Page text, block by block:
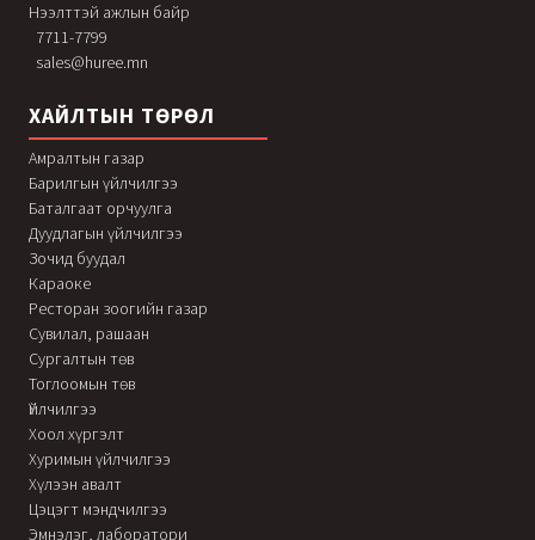
Нээлттэй ажлын байр
7711-7799
sales@huree.mn
ХАЙЛТЫН ТӨРӨЛ
Амралтын газар
Барилгын үйлчилгээ
Баталгаат орчуулга
Дуудлагын үйлчилгээ
Зочид буудал
Караоке
Ресторан зоогийн газар
Сувилал, рашаан
Сургалтын төв
Тоглоомын төв
Үйлчилгээ
Хоол хүргэлт
Хуримын үйлчилгээ
Хүлээн авалт
Цэцэгт мэндчилгээ
Эмнэлэг, лаборатори